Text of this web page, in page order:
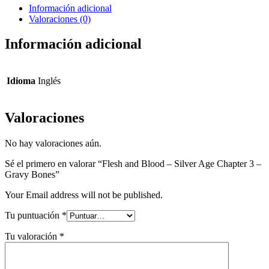
Silver
Chapter
3
Bones
Información adicional
Valoraciones (0)
Información adicional
Idioma Inglés
Valoraciones
No hay valoraciones aún.
Sé el primero en valorar “Flesh and Blood – Silver Age Chapter 3 –
Gravy Bones”
Your Email address will not be published.
Tu puntuación *
Tu valoración *